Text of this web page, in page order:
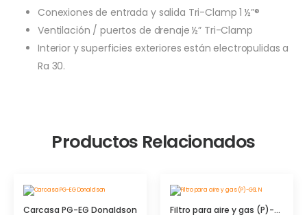
Conexiones de entrada y salida Tri-Clamp 1 ½”®
Ventilación / puertos de drenaje ½” Tri-Clamp
Interior y superficies exteriores están electropulidas a
Ra 30.
Productos Relacionados
Carcasa PG-EG Donaldson Filtro para aire y gas (P)-GSL N